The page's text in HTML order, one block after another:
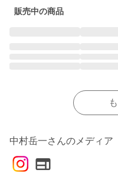
販売中の商品
中村岳一さんのメディア